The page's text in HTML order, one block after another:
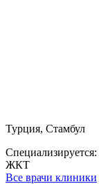
Турция, Стамбул
Специализируется:
ЖКТ
Все врачи клиники